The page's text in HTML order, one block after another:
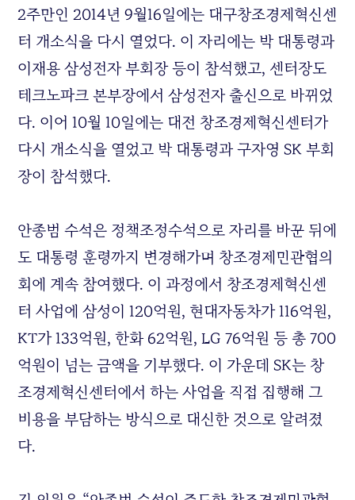
2주만인 2014년 9월16일에는 대구창조경제혁신센
터 개소식을 다시 열었다. 이 자리에는 박 대통령과
이재용 삼성전자 부회장 등이 참석했고, 센터장도
테크노파크 본부장에서 삼성전자 출신으로 바뀌었
다. 이어 10월 10일에는 대전 창조경제혁신센터가
다시 개소식을 열었고 박 대통령과 구자영 SK 부회
장이 참석했다.
안종범 수석은 정책조정수석으로 자리를 바꾼 뒤에
도 대통령 훈령까지 변경해가며 창조경제민관협의
회에 계속 참여했다. 이 과정에서 창조경제혁신센
터 사업에 삼성이 120억원, 현대자동차가 116억원,
KT가 133억원, 한화 62억원, LG 76억원 등 총 700
억원이 넘는 금액을 기부했다. 이 가운데 SK는 창
조경제혁신센터에서 하는 사업을 직접 집행해 그
비용을 부담하는 방식으로 대신한 것으로 알려졌
다.